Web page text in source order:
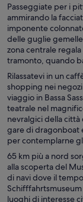
t
u
r
a
i
n
u
n
’
a
l
t
r
f
i
n
e
Passeggiate per i
ammirando la
imponente
delle guglie
zona centrale
tramonto, quando
Rilassatevi in un
shopping nei
viaggio in Bassa
teatrale nel
nevralgici della città
gare di dragonboat
per contemplarne
65 km più a nord
alla scoperta del
di navi dove il
luoghi di interesse